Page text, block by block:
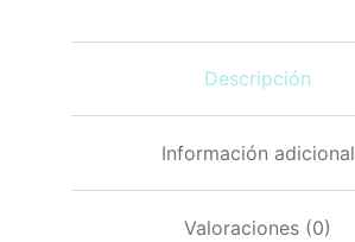
Vitamina
Descripción
Información adicional
Valoraciones (0)